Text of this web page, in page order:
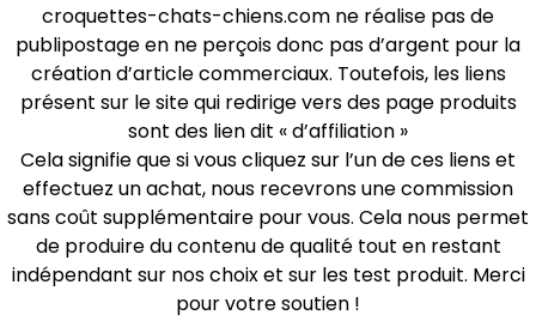
croquettes-chats-chiens.com ne réalise pas de
publipostage en ne perçois donc pas d’argent pour la
création d’article commerciaux. Toutefois, les liens
présent sur le site qui redirige vers des page produits
sont des lien dit « d’affiliation »
Cela signifie que si vous cliquez sur l’un de ces liens et
effectuez un achat, nous recevrons une commission
sans coût supplémentaire pour vous. Cela nous permet
de produire du contenu de qualité tout en restant
indépendant sur nos choix et sur les test produit. Merci
pour votre soutien !